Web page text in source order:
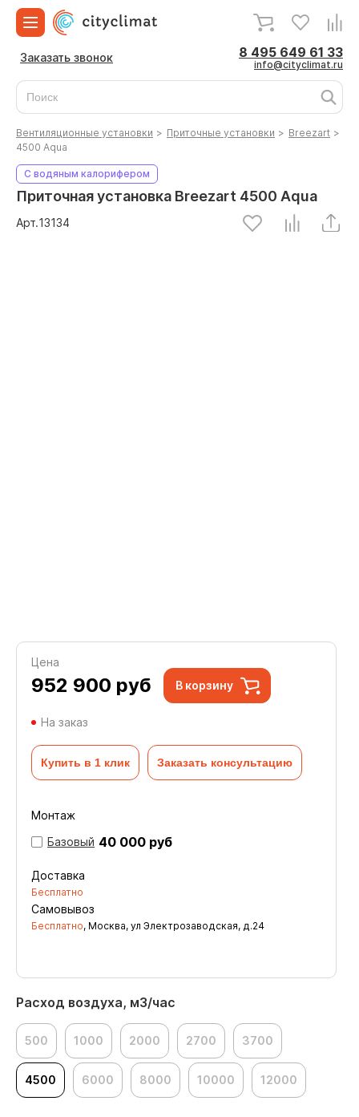
Заказать звонок 8 495 649 61 33
info@cityclimat.ru
Вентиляционные установки > Приточные установки > Breezart >
4500 Aqua
С водяным калорифером
Приточная установка Breezart 4500 Aqua
Арт.13134
Расход воздуха, м3/час
500 1000 2000 2700 3700
4500 6000 8000 10000 12000
Цена
952 900 руб В корзину
На заказ
Купить в 1 клик Заказать консультацию
Монтаж
Базовый 40 000 руб
Доставка
Бесплатно
Самовывоз
Бесплатно, Москва, ул Электрозаводская, д.24